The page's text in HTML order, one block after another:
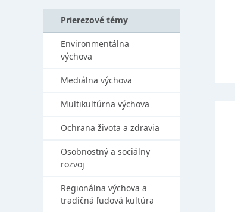
Prierezové témy
Environmentálna
výchova
Mediálna výchova
Multikultúrna výchova
Ochrana života a zdravia
Osobnostný a sociálny
rozvoj
Regionálna výchova a
tradičná ľudová kultúra